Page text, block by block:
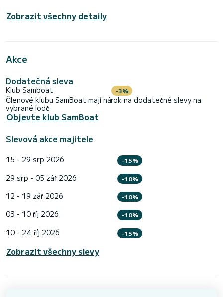
Zobrazit všechny detaily
Akce
Dodatečná sleva
Klub Samboat -3%
Členové klubu SamBoat mají nárok na dodatečné slevy na
vybrané lodě.
Objevte klub SamBoat
Slevová akce majitele
15 - 29 srp 2026 -15%
29 srp - 05 zář 2026 -10%
12 - 19 zář 2026 -10%
03 - 10 říj 2026 -10%
10 - 24 říj 2026 -15%
Zobrazit všechny slevy